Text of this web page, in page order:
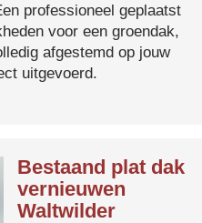
professioneel geplaatst
voor een groendak,
afgestemd op jouw
uitgevoerd.
Bestaand plat dak
vernieuwen
Waltwilder